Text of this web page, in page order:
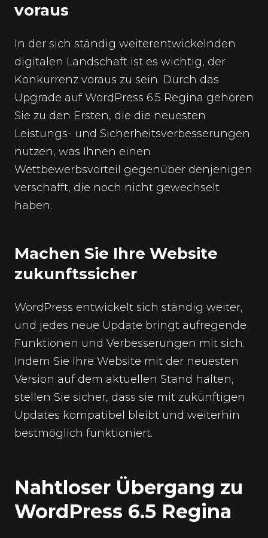
voraus
In der sich ständig weiterentwickelnden
digitalen Landschaft ist es wichtig, der
Konkurrenz voraus zu sein. Durch das
Upgrade auf WordPress 6.5 Regina gehören
Sie zu den Ersten, die die neuesten
Leistungs- und Sicherheitsverbesserungen
nutzen, was Ihnen einen
Wettbewerbsvorteil gegenüber denjenigen
verschafft, die noch nicht gewechselt
haben.
Machen Sie Ihre Website
zukunftssicher
WordPress entwickelt sich ständig weiter,
und jedes neue Update bringt aufregende
Funktionen und Verbesserungen mit sich.
Indem Sie Ihre Website mit der neuesten
Version auf dem aktuellen Stand halten,
stellen Sie sicher, dass sie mit zukünftigen
Updates kompatibel bleibt und weiterhin
bestmöglich funktioniert.
Nahtloser Übergang zu
WordPress 6.5 Regina